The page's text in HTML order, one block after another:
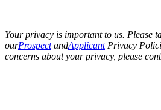
Your privacy is important to us. Please
ourProspectandApplicantPrivacy
concerns about your privacy, please